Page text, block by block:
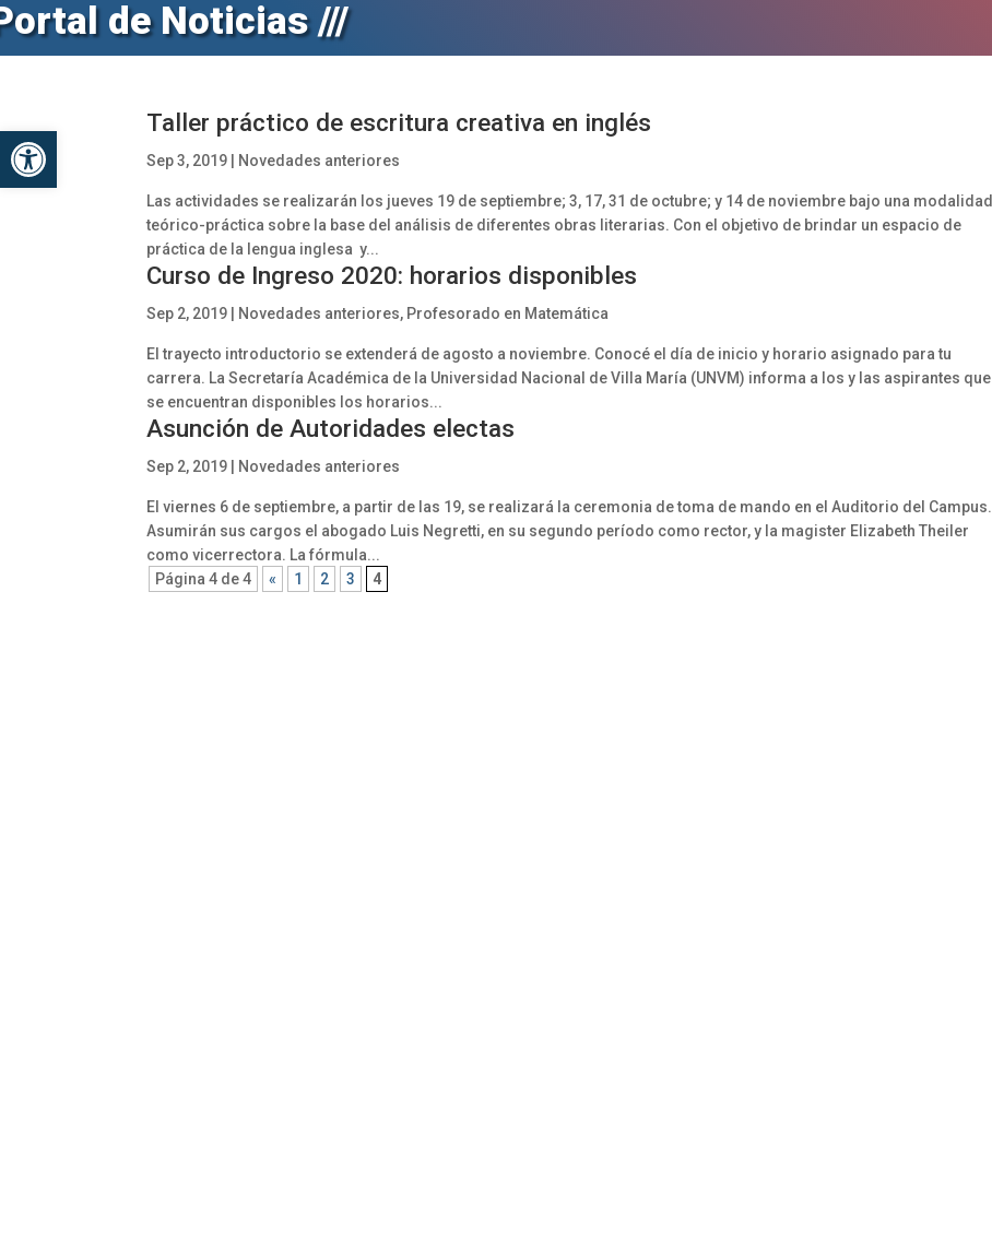
Abrir barra de herramientas
de Noticias ///
Taller práctico de escritura creativa en inglés
Sep 3, 2019 Novedades anteriores
Las actividades se realizarán los jueves 19 de septiembre; 3, 17, 31 de octubre; y 14 de noviembre bajo una modalidad
teórico-práctica sobre la base del análisis de diferentes obras literarias. Con el objetivo de brindar un espacio de
práctica de la lengua inglesa y...
Curso de Ingreso 2020: horarios disponibles
Sep 2, 2019 Novedades anteriores, Profesorado en Matemática
El trayecto introductorio se extenderá de agosto a noviembre. Conocé el día de inicio y horario asignado para tu
carrera. La Secretaría Académica de la Universidad Nacional de Villa María (UNVM) informa a los y las aspirantes que
se encuentran disponibles los horarios...
Asunción de Autoridades electas
Sep 2, 2019 Novedades anteriores
El viernes 6 de septiembre, a partir de las 19, se realizará la ceremonia de toma de mando en el Auditorio del Campus.
Asumirán sus cargos el abogado Luis Negretti, en su segundo período como rector, y la magister Elizabeth Theiler
como vicerrectora. La fórmula...
Página 4 de 4
« 1 2 3 4